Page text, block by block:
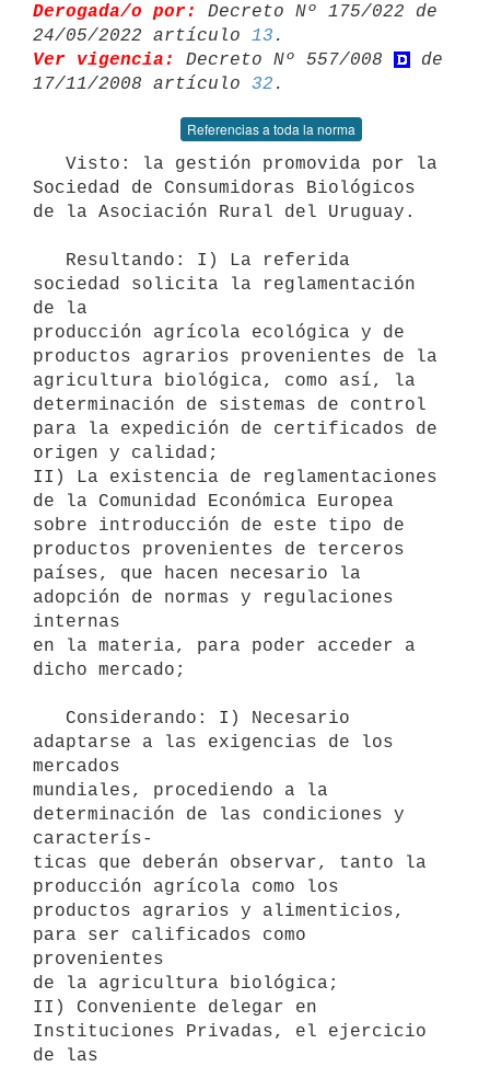
Derogada/o por:
Decreto Nº 175/022 de
24/05/2022 artículo 13
Ver vigencia:
Decreto Nº 557/008
de
17/11/2008 artículo 32
Referencias a toda la norma
Sociedad de Consumidoras Biológicos
de la Asociación Rural del Uruguay.
sociedad solicita la reglamentación
de la
producción agrícola ecológica y de
productos agrarios provenientes de la
agricultura biológica, como así, la
determinación de sistemas de control
para la expedición de certificados de
origen y calidad;
II) La existencia de reglamentaciones
de la Comunidad Económica Europea
sobre introducción de este tipo de
productos provenientes de terceros
países, que hacen necesario la
adopción de normas y regulaciones
internas
en la materia, para poder acceder a
dicho mercado;
adaptarse a las exigencias de los
mercados
mundiales, procediendo a la
determinación de las condiciones y
caracterís-
ticas que deberán observar, tanto la
producción agrícola como los
productos agrarios y alimenticios,
para ser calificados como
provenientes
de la agricultura biológica;
II) Conveniente delegar en
Instituciones Privadas, el ejercicio
de las